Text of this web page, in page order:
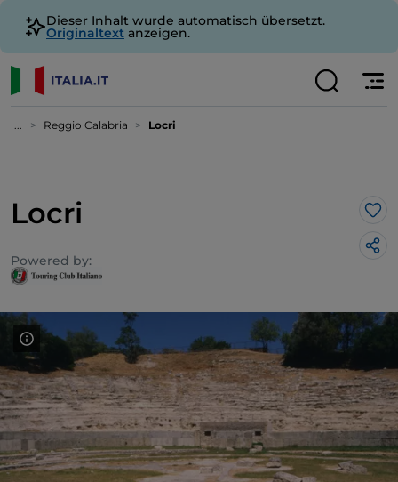
Dieser Inhalt wurde automatisch übersetzt.
Originaltext anzeigen.
... Reggio Calabria Locri
Locri
Powered by: